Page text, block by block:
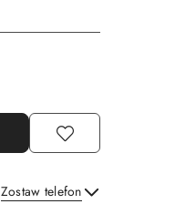
Zostaw telefon